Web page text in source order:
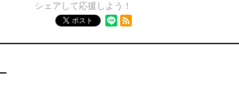
シェアして応援しよう！
ポスト